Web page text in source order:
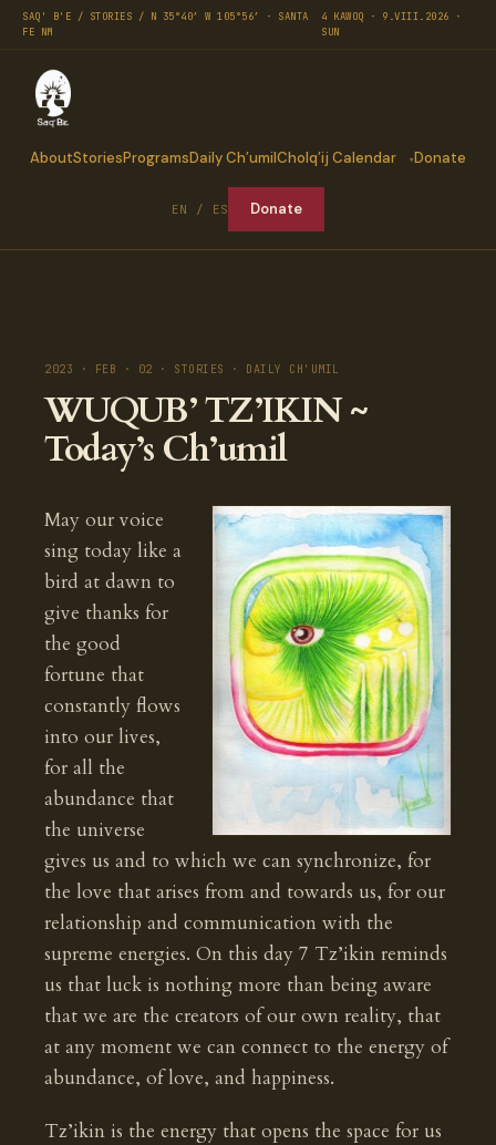
SAQ' B'E / STORIES / N 35°40′ W 105°56′ · SANTA
FE NM
4 KAWOQ · 9.VIII.2026 ·
SUN
AboutStoriesProgramsDaily Ch’umilCholq’ij Calendar Donate
EN / ES Donate
2023 · FEB · 02 · STORIES · DAILY CH'UMIL
WUQUB’ TZ’IKIN ~
Today’s Ch’umil
May our voice
sing today like a
bird at dawn to
give thanks for
the good
fortune that
constantly flows
into our lives,
for all the
abundance that
the universe
gives us and to which we can synchronize, for
the love that arises from and towards us, for our
relationship and communication with the
supreme energies. On this day 7 Tz’ikin reminds
us that luck is nothing more than being aware
that we are the creators of our own reality, that
at any moment we can connect to the energy of
abundance, of love, and happiness.
Tz’ikin is the energy that opens the space for us